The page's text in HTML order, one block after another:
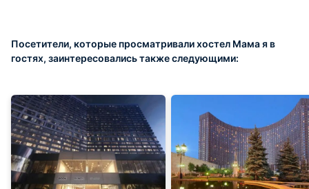
Посетители, которые просматривали хостел Мама я в
гостях, заинтересовались также следующими: